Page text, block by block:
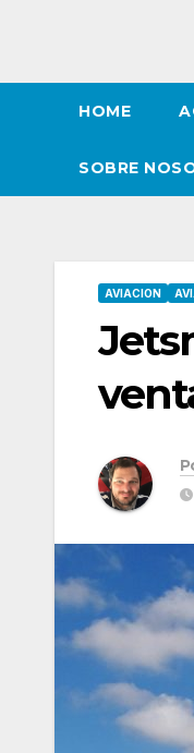
HOME
SOBRE
AVIACION